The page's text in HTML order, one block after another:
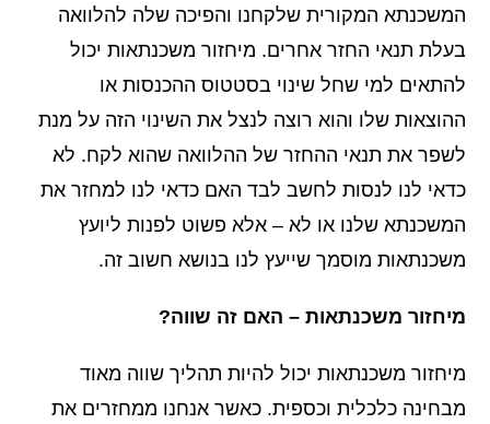
המשכנתא המקורית שלקחנו והפיכה שלה להלוואה
בעלת תנאי החזר אחרים. מיחזור משכנתאות יכול
להתאים למי שחל שינוי בסטטוס ההכנסות או
ההוצאות שלו והוא רוצה לנצל את השינוי הזה על מנת
לשפר את תנאי ההחזר של ההלוואה שהוא לקח. לא
כדאי לנו לנסות לחשב לבד האם כדאי לנו למחזר את
המשכנתא שלנו או לא – אלא פשוט לפנות ליועץ
משכנתאות מוסמך שייעץ לנו בנושא חשוב זה.
מיחזור משכנתאות – האם זה שווה?
מיחזור משכנתאות יכול להיות תהליך שווה מאוד
מבחינה כלכלית וכספית. כאשר אנחנו ממחזרים את